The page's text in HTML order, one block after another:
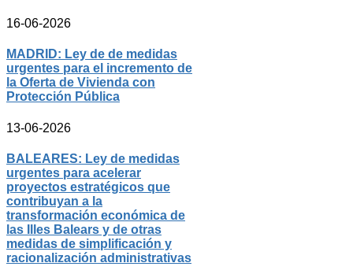
16-06-2026
MADRID: Ley de de medidas
urgentes para el incremento de
la Oferta de Vivienda con
Protección Pública
13-06-2026
BALEARES: Ley de medidas
urgentes para acelerar
proyectos estratégicos que
contribuyan a la
transformación económica de
las Illes Balears y de otras
medidas de simplificación y
racionalización administrativas